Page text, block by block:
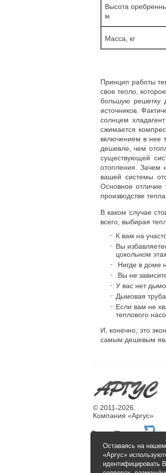
Оставаясь на
«Аргус»
идентифицировать
Высота
м
Масса, кг
Принцип работы
свое тепло,
большую решетку
источников.
солнцем
сжимается
включением в нее
дешевле, чем
существующей
отопления. Зачем
вашей системы
Основное отличие
производстве
В каком случае
всего, выбирая
К вам на
Вы
цокольном
Нигде в доме
Вы не
У вас нет
Дымовая
Если вам не
теплового
И, конечно, это
самым дешевым
© 2011-2026.
Компания «Аргус»
Разработка и